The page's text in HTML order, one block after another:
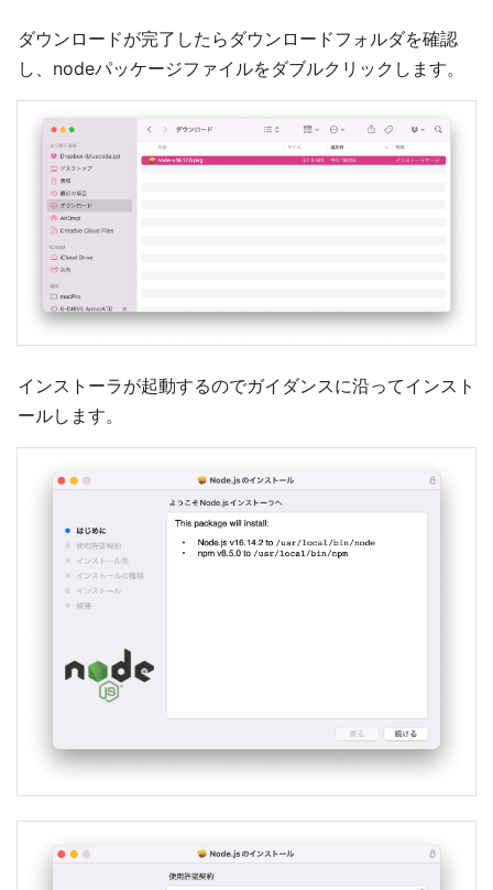
ダウンロードが完了したらダウンロードフォルダを確認
し、nodeパッケージファイルをダブルクリックします。
インストーラが起動するのでガイダンスに沿ってインスト
ールします。